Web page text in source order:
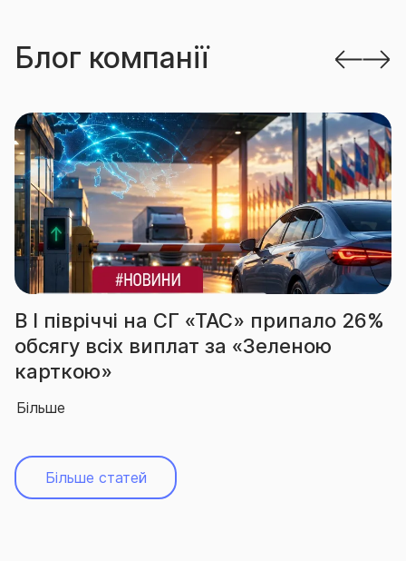
Блог компанії
півріччі на СГ «ТАС» припало 26%
всіх виплат за «Зеленою
Більше статей